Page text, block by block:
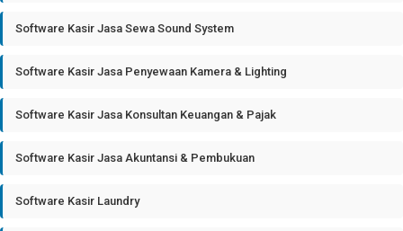
Software Kasir Jasa Sewa Sound System
Software Kasir Jasa Penyewaan Kamera & Lighting
Software Kasir Jasa Konsultan Keuangan & Pajak
Software Kasir Jasa Akuntansi & Pembukuan
Software Kasir Laundry